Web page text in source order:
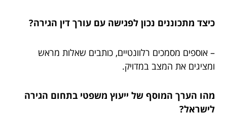
כיצד מתכוננים נכון לפגישה עם עורך דין הגירה?
– אוספים מסמכים רלוונטיים, כותבים שאלות מראש
ומציגים את המצב במדויק.
מהו הערך המוסף של ייעוץ משפטי בתחום הגירה
לישראל?